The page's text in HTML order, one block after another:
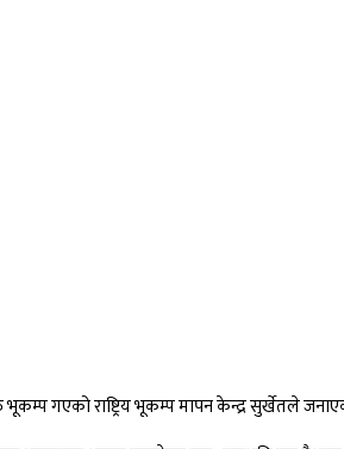
गएको राष्ट्रिय भूकम्प मापन केन्द्र सुर्खेतले